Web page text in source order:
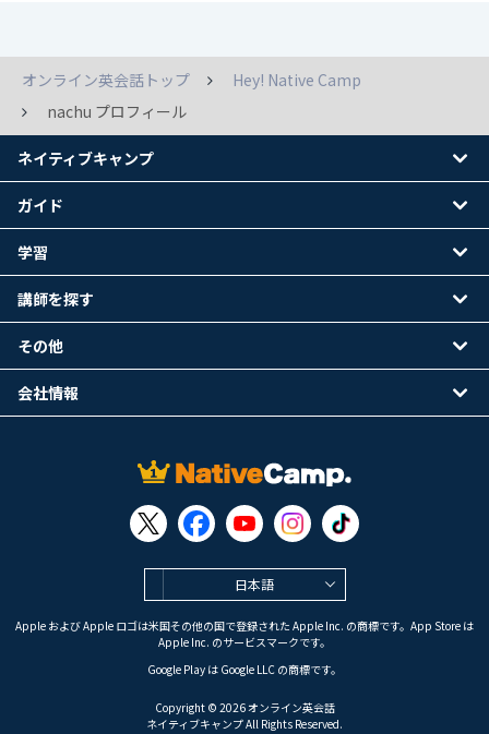
オンライン英会話トップ
Hey! Native Camp
nachu プロフィール
日本語
Apple および Apple ロゴは米国その他の国で登録された Apple Inc. の商標です。App Store は
Apple Inc. のサービスマークです。
Google Play は Google LLC の商標です。
Copyright © 2026 オンライン英会話
ネイティブキャンプ All Rights Reserved.
ネイティブキャンプ
ガイド
学習
講師を探す
その他
会社情報